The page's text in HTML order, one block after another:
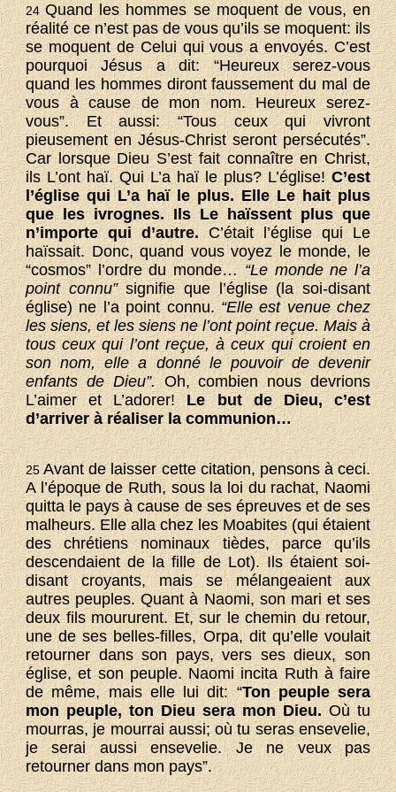
24Quand les hommes se moquent de vous, en
réalité ce n’est pas de vous qu’ils se moquent: ils
se moquent de Celui qui vous a envoyés. C’est
pourquoi Jésus a dit: “Heureux serez-vous
quand les hommes diront faussement du mal de
vous à cause de mon nom. Heureux serez-
vous”. Et aussi: “Tous ceux qui vivront
pieusement en Jésus-Christ seront persécutés”.
Car lorsque Dieu S’est fait connaître en Christ,
ils L’ont haï. Qui L’a haï le plus? L’église!C’est
l’église qui L’a haï le plus. Elle Le hait plus
que les ivrognes. Ils Le haïssent plus que
n’importe qui d’autre.C’était l’église qui Le
haïssait. Donc, quand vous voyez le monde, le
“cosmos” l’ordre du monde…“Le monde ne l’a
point connu”signifie que l’église (la soi-disant
église) ne l’a point connu.“Elle est venue chez
les siens, et les siens ne l’ont point reçue. Mais à
tous ceux qui l’ont reçue, à ceux qui croient en
son nom, elle a donné le pouvoir de devenir
enfants de Dieu”.Oh, combien nous devrions
L’aimer et L’adorer!Le but de Dieu, c’est
d’arriver à réaliser la communion…
25Avant de laisser cette citation, pensons à ceci.
A l’époque de Ruth, sous la loi du rachat, Naomi
quitta le pays à cause de ses épreuves et de ses
malheurs. Elle alla chez les Moabites (qui étaient
des chrétiens nominaux tièdes, parce qu’ils
descendaient de la fille de Lot). Ils étaient soi-
disant croyants, mais se mélangeaient aux
autres peuples. Quant à Naomi, son mari et ses
deux fils moururent. Et, sur le chemin du retour,
une de ses belles-filles, Orpa, dit qu’elle voulait
retourner dans son pays, vers ses dieux, son
église, et son peuple. Naomi incita Ruth à faire
de même, mais elle lui dit: “Ton peuple sera
mon peuple, ton Dieu sera mon Dieu.Où tu
mourras, je mourrai aussi; où tu seras ensevelie,
je serai aussi ensevelie. Je ne veux pas
retourner dans mon pays”.